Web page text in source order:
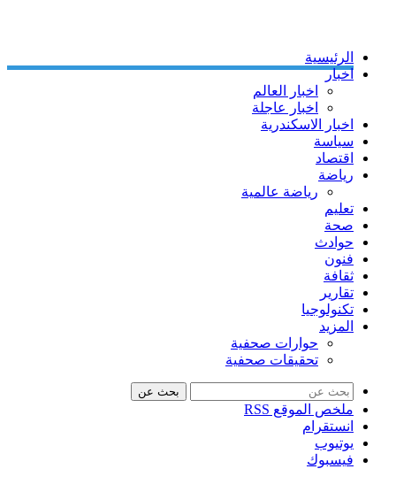
الرئيسية
اخبار
اخبار العالم
اخبار عاجلة
اخبار الاسكندرية
سياسة
اقتصاد
رياضة
رياضة عالمية
تعليم
صحة
حوادث
فنون
ثقافة
تقارير
تكنولوجيا
المزيد
حوارات صحفية
تحقيقات صحفية
بحث عن
ملخص الموقع RSS
انستقرام
يوتيوب
فيسبوك